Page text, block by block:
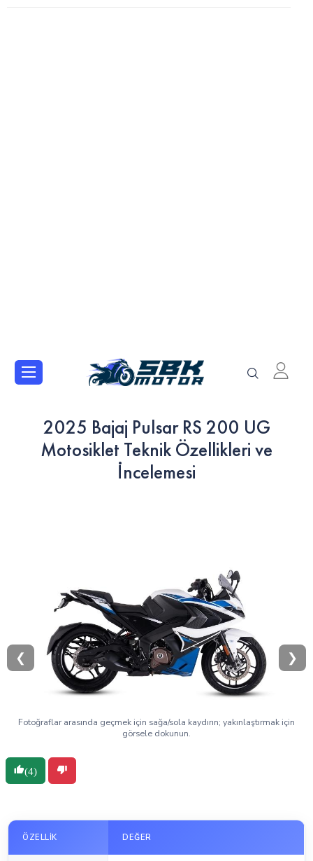
2025 Bajaj Pulsar RS 200 UG
Motosiklet Teknik Özellikleri ve
İncelemesi
Fotoğraflar arasında geçmek için sağa/sola kaydırın; yakınlaştırmak için
görsele dokunun.
(4)
❮ ❯
ÖZELLIK DEĞER